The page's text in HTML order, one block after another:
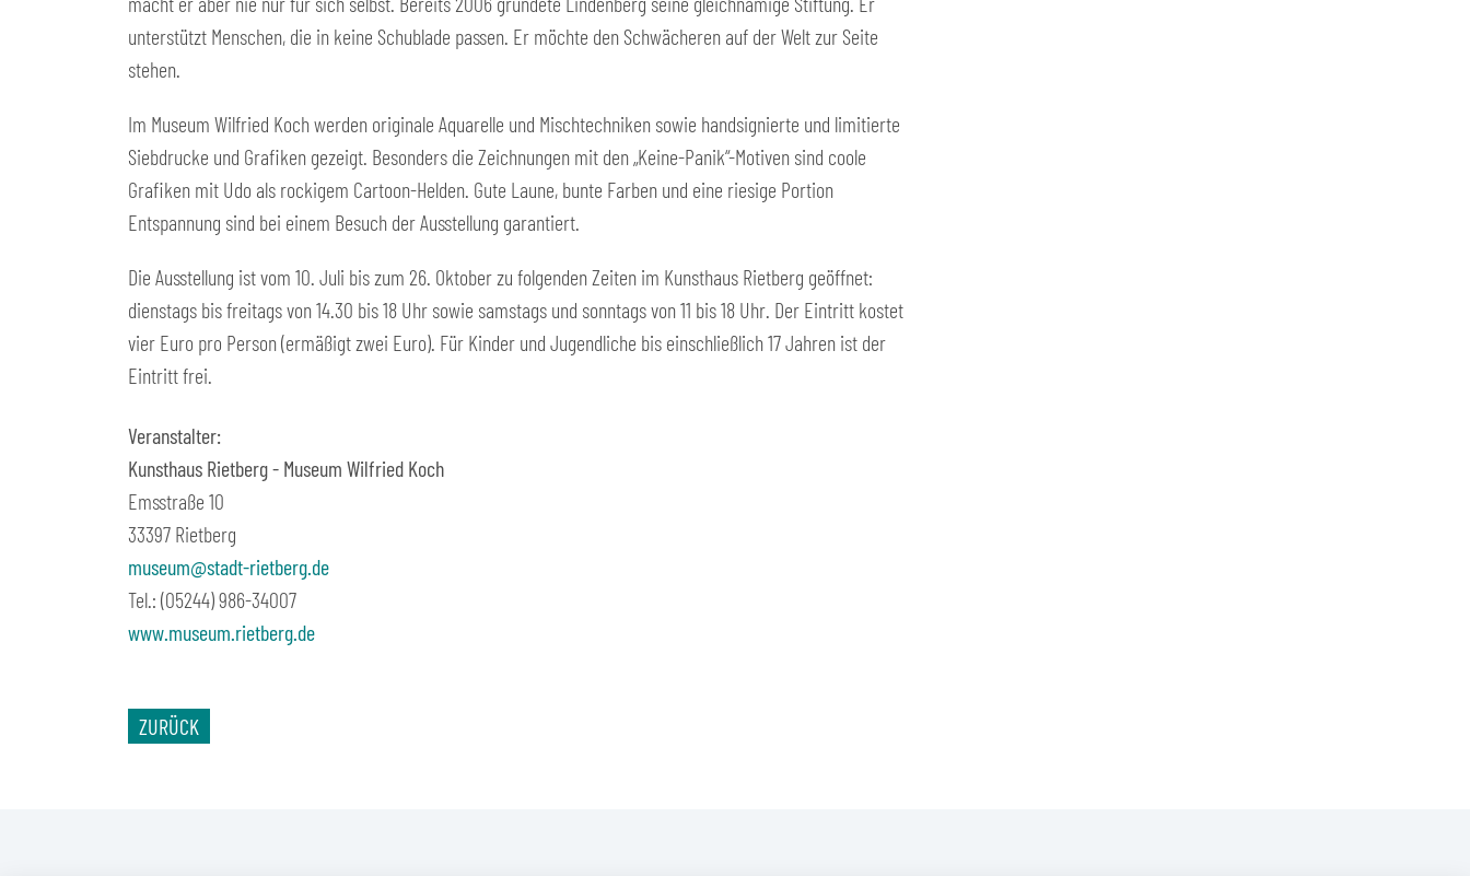
unterstützt Menschen, die in keine Schublade passen. Er möchte den Schwächeren auf der Welt zur Seite
stehen.
Im Museum Wilfried Koch werden originale Aquarelle und Mischtechniken sowie handsignierte und limitierte
Siebdrucke und Grafiken gezeigt. Besonders die Zeichnungen mit den „Keine-Panik“-Motiven sind coole
Grafiken mit Udo als rockigem Cartoon-Helden. Gute Laune, bunte Farben und eine riesige Portion
Entspannung sind bei einem Besuch der Ausstellung garantiert.
Die Ausstellung ist vom 10. Juli bis zum 26. Oktober zu folgenden Zeiten im Kunsthaus Rietberg geöffnet:
dienstags bis freitags von 14.30 bis 18 Uhr sowie samstags und sonntags von 11 bis 18 Uhr. Der Eintritt kostet
vier Euro pro Person (ermäßigt zwei Euro). Für Kinder und Jugendliche bis einschließlich 17 Jahren ist der
Eintritt frei.
Veranstalter:
Kunsthaus Rietberg - Museum Wilfried Koch
Emsstraße 10
33397 Rietberg
museum@stadt-rietberg.de
Tel.: (05244) 986-34007
www.museum.rietberg.de
ZURÜCK